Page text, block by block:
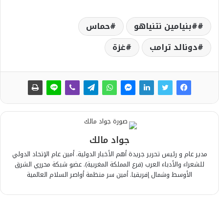
#بنيامين نتنياهو
حماس
دونالد ترامب
غزة
جواد مالك
مدير عام و رئيس تحرير جريدة أهم الأخبار الدولية. أمين عام الإتحاد الدولي
للشعراء والأدباء العرب (فرع المملكة المغربية). عضو شبكة محرري الشرق
الأوسط وشمال إفريقيا. أمين سر منظمة أواصر السلام العالمية